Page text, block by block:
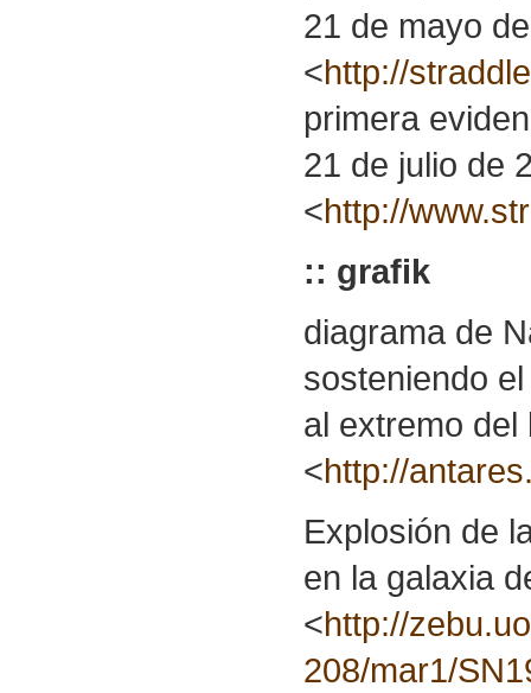
21 de mayo
<http://
primera
21 de julio de
<http://
:: grafik
diagrama de
sosteniendo
al extremo del
<http://
Explosión de
en la galaxia
<http://
208/mar1/